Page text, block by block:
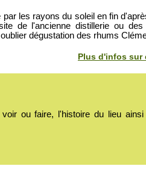
les rayons du soleil en fin
de l'ancienne distillerie ou
dégustation des rhums
Plus d'infos sur
ou faire, l'histoire du lieu